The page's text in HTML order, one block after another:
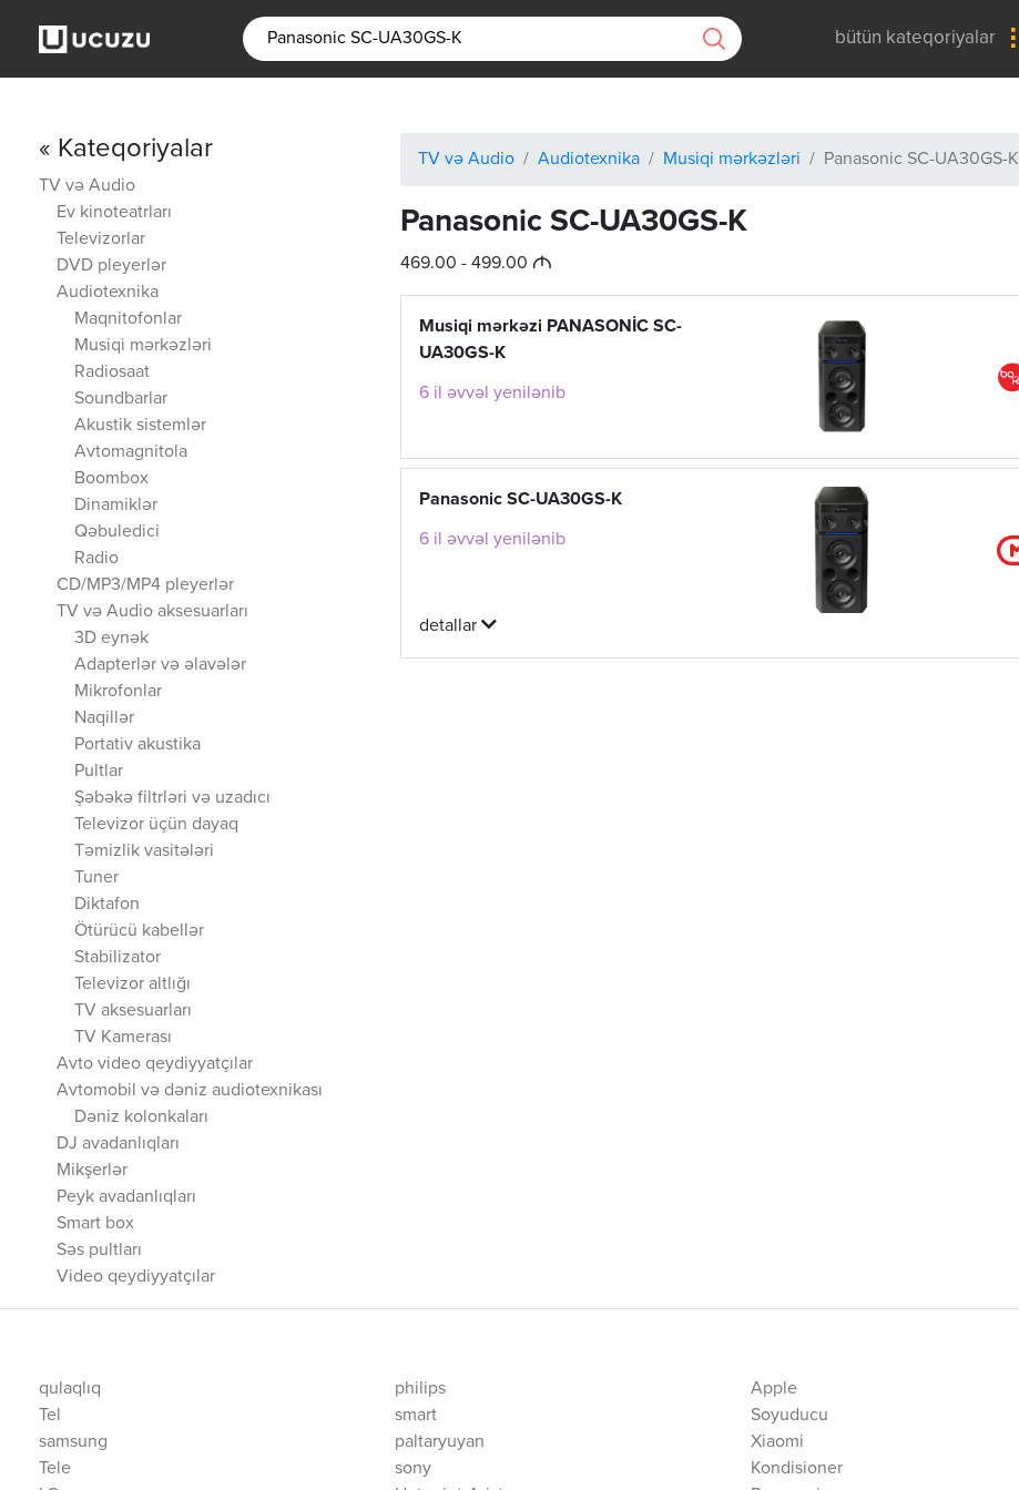
bütün kateqoriyalar
« Kateqoriyalar
TV və Audio
Ev kinoteatrları
Televizorlar
DVD pleyerlər
Audiotexnika
Maqnitofonlar
Musiqi mərkəzləri
Radiosaat
Soundbarlar
Akustik sistemlər
Avtomagnitola
Boombox
Dinamiklər
Qəbuledici
Radio
CD/MP3/MP4 pleyerlər
TV və Audio aksesuarları
3D eynək
Adapterlər və əlavələr
Mikrofonlar
Naqillər
Portativ akustika
Pultlar
Şəbəkə filtrləri və uzadıcı
Televizor üçün dayaq
Təmizlik vasitələri
Tuner
Diktafon
Ötürücü kabellər
Stabilizator
Televizor altlığı
TV aksesuarları
TV Kamerası
Avto video qeydiyyatçılar
Avtomobil və dəniz audiotexnikası
Dəniz kolonkaları
DJ avadanlıqları
Mikşerlər
Peyk avadanlıqları
Smart box
Səs pultları
Video qeydiyyatçılar
TV və Audio Audiotexnika Musiqi mərkəzləri Panasonic SC-UA30GS-K
Panasonic SC-UA30GS-K
469.00 - 499.00 M
Musiqi mərkəzi PANASONİC SC-
UA30GS-K
6 il əvvəl yenilənib
Panasonic SC-UA30GS-K
6 il əvvəl yenilənib
detallar
qulaqlıq
Tel
samsung
Tele
philips
smart
paltaryuyan
sony
Apple
Soyuducu
Xiaomi
Kondisioner